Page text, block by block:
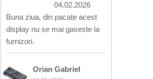
04.02.2026
Buna ziua, din pacate acest
display nu se mai gaseste la
furnizori.
Orian Gabriel